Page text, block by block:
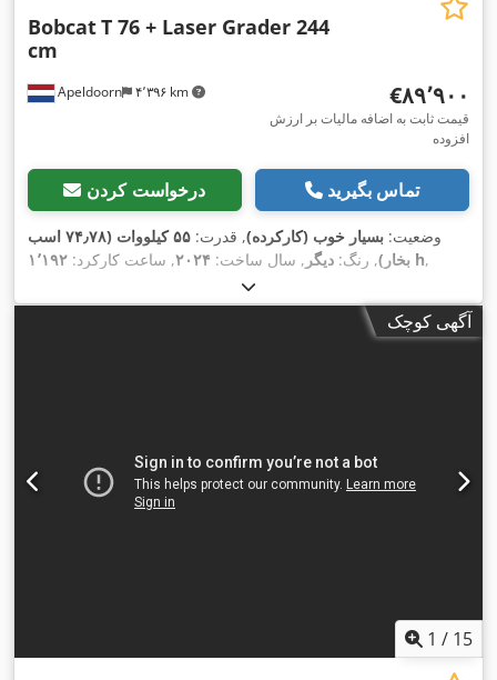
Apeldoorn ۴٬۳۹۶ km
BobcatT 76 + Laser Grader 244
cm
‎€۸۹٬۹۰۰
قیمت ثابت به اضافه مالیات بر ارزش
افزوده
درخواست کردن تماس بگیرید
وضعیت: بسیار خوب (کارکرده), قدرت:
۵۵ کیلووات (۷۴٫۷۸ اسب
بخار), رنگ: دیگر , سال ساخت: ۲۰۲۴, ساعت کارکرد: ۱٬۱۹۲ h,
آگهی کوچک
1 / 15